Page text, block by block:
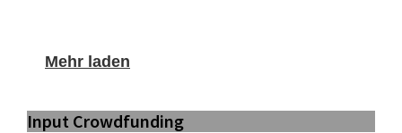
Mehr laden
Input Crowdfunding